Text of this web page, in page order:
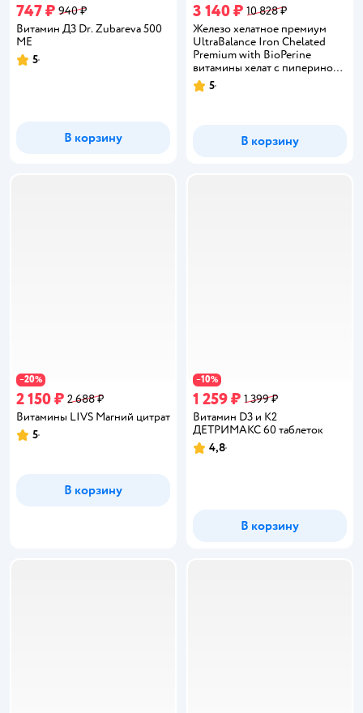
747 ₽ 940 ₽
Витамин Д3 Dr. Zubareva 500
МЕ
Рейтинг:
5
В корзину
3 140 ₽ 10 828 ₽
Железо хелатное премиум
UltraBalance Iron Chelated
Premium with BioPerine
витамины хелат с пиперином
90 капсул
Рейтинг:
5
В корзину
−20%
2 150 ₽ 2 688 ₽
Витамины LIVS Магний цитрат
Рейтинг:
5
В корзину
−10%
1 259 ₽ 1 399 ₽
Витамин D3 и К2
ДЕТРИМАКС 60 таблеток
Рейтинг:
4,8
В корзину